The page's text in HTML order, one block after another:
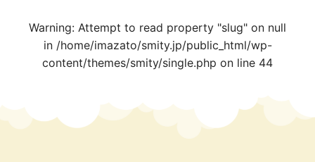
Warning: Attempt to read property "slug" on null
in /home/imazato/smity.jp/public_html/wp-
content/themes/smity/single.php on line 44